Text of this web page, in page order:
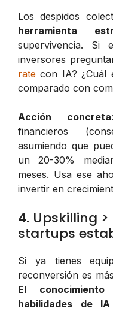
Los despidos
herramienta
supervivencia. Si
inversores
rate con IA? ¿Cuál
comparado con
Acción concreta
financieros
asumiendo que
un 20-30%
meses. Usa ese
invertir en
4. Upskilling
startups
Si ya tienes
reconversión es
El
habilidades de IA